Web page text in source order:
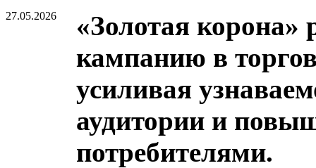
27.05.2026
«Золотая корона»
кампанию в
усиливая
аудитории и
потребителями.